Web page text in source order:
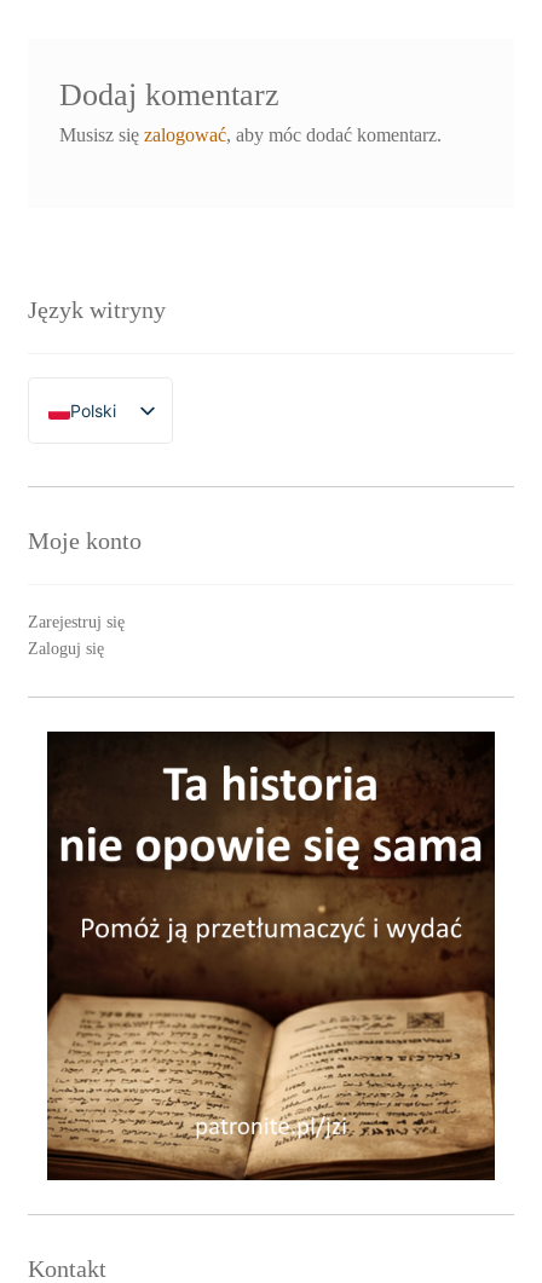
Dodaj komentarz
Musisz się zalogować, aby móc dodać komentarz.
Język witryny
Polski
English
Moje konto
Zarejestruj się
Zaloguj się
Kontakt